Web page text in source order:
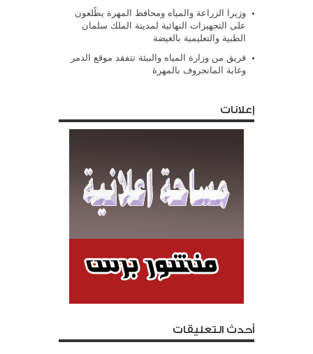
وزيرا الزراعة والمياه ومحافظ المهرة يطّلعون
على التجهيزات النهائية لمدينة الملك سلمان
الطبية والتعليمية بالغيضة
فريق من وزارة المياه والبيئة تتفقد موقع الدمر
وغابة المانجروف بالمهرة
إعلانات
أحدث التعليقات